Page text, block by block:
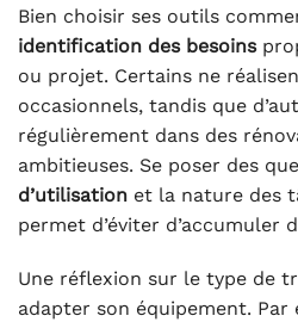
Bien choisir ses outils
identification des besoins
ou projet. Certains ne
occasionnels, tandis que
régulièrement dans des
ambitieuses. Se poser des
d’utilisation et la nature des
permet d’éviter d’accumuler
Une réflexion sur le type de
adapter son équipement. Par